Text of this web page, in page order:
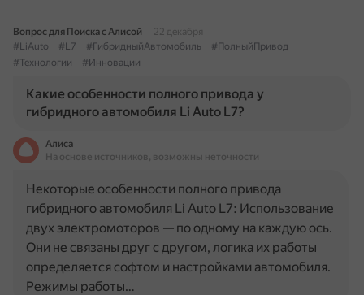
Вопрос для Поиска с Алисой
22 декабря
#LiAuto
#L7 #ГибридныйАвтомобиль
#ПолныйПривод
#Технологии
#Инновации
Какие особенности полного привода у
гибридного автомобиля Li Auto L7?
Алиса
На основе источников, возможны неточности
Некоторые особенности полного привода
гибридного автомобиля Li Auto L7: Использование
двух электромоторов — по одному на каждую ось.
Они не связаны друг с другом, логика их работы
определяется софтом и настройками автомобиля.
Режимы работы…